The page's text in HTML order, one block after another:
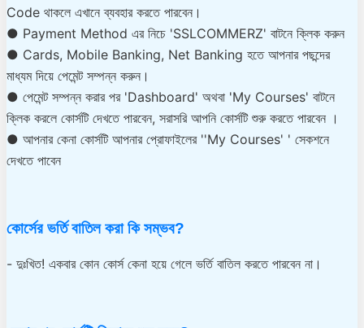
Code থাকলে এখানে ব্যবহার করতে পারবেন।
● Payment Method এর নিচে 'SSLCOMMERZ' বাটনে ক্লিক করুন
● Cards, Mobile Banking, Net Banking হতে আপনার পছন্দের
মাধ্যম দিয়ে পেমেন্ট সম্পন্ন করুন।
● পেমেন্ট সম্পন্ন করার পর 'Dashboard' অথবা 'My Courses' বাটনে
ক্লিক করলে কোর্সটি দেখতে পারবেন, সরাসরি আপনি কোর্সটি শুরু করতে পারবেন ।
● আপনার কেনা কোর্সটি আপনার প্রোফাইলের ''My Courses' ' সেকশনে
দেখতে পাবেন
কোর্সের ভর্তি বাতিল করা কি সম্ভব?
- দুঃখিত! একবার কোন কোর্স কেনা হয়ে গেলে ভর্তি বাতিল করতে পারবেন না।